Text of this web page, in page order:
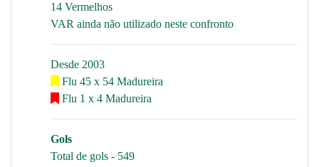
14 Vermelhos
VAR ainda não utilizado neste confronto
Desde 2003
Flu 45 x 54 Madureira
Flu 1 x 4 Madureira
Gols
Total de gols - 549